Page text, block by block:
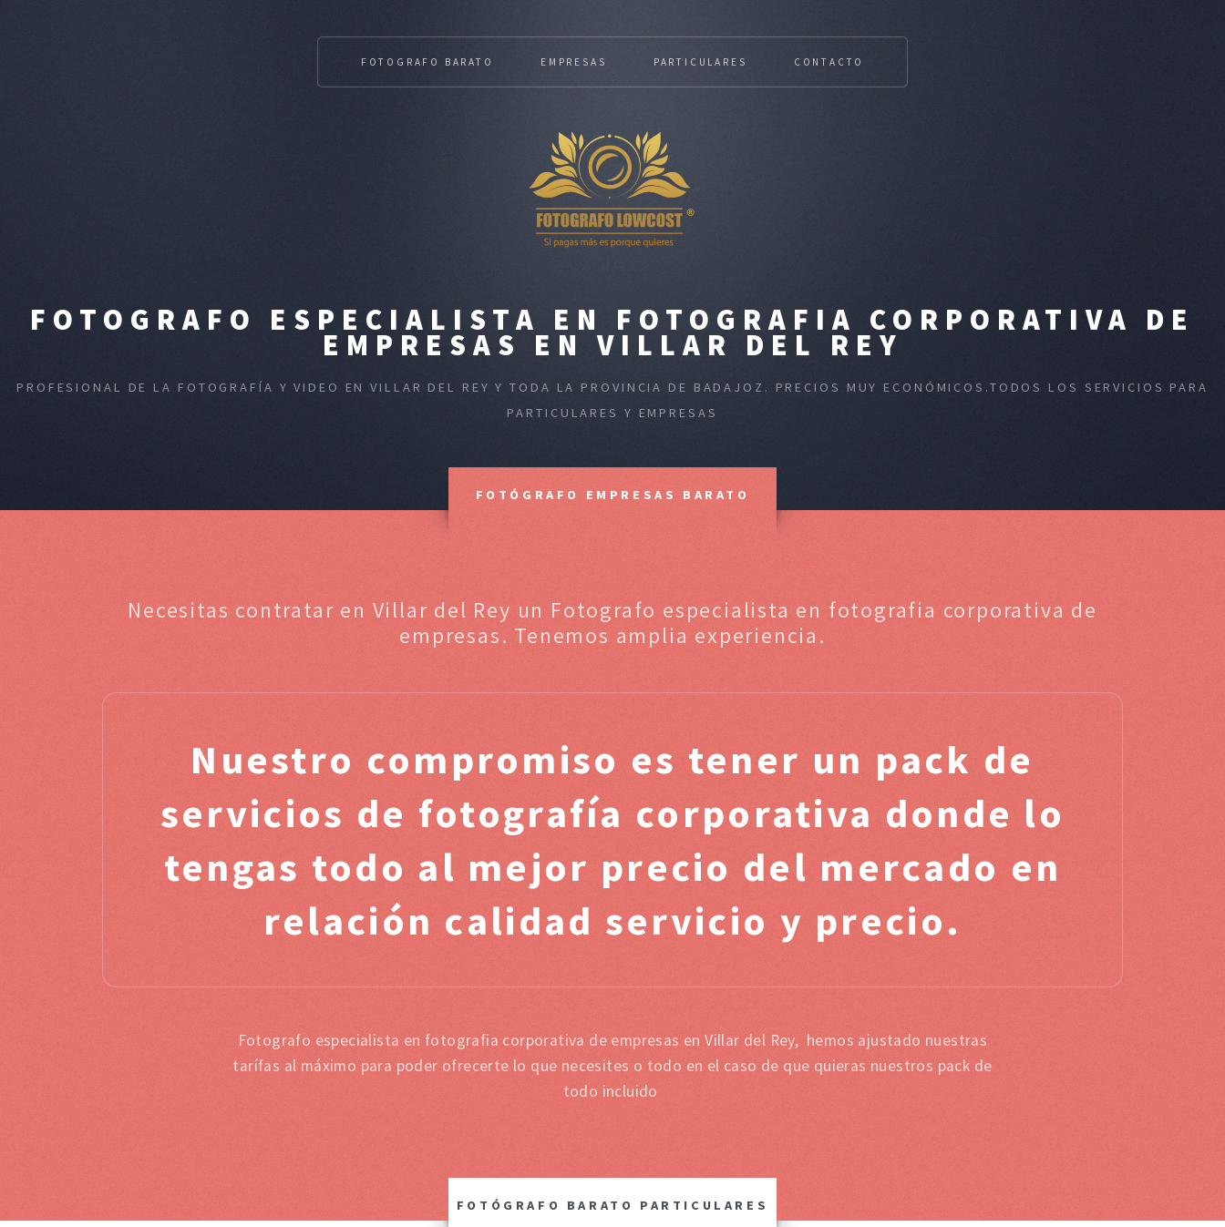
FOTOGRAFO ESPECIALISTA EN FOTOGRAFIA CORPORATIVA DE
EMPRESAS EN VILLAR DEL REY
PROFESIONAL DE LA FOTOGRAFÍA Y VIDEO EN VILLAR DEL REY Y TODA LA PROVINCIA DE BADAJOZ. PRECIOS MUY ECONÓMICOS.TODOS LOS SERVICIOS PARA
PARTICULARES Y EMPRESAS
FOTOGRAFO BARATO EMPRESAS PARTICULARES CONTACTO
FOTÓGRAFO EMPRESAS BARATO
Necesitas contratar en Villar del Rey un Fotografo especialista en fotografia corporativa de
empresas. Tenemos amplia experiencia.
Nuestro compromiso es tener un pack de
servicios de fotografía corporativa donde lo
tengas todo al mejor precio del mercado en
relación calidad servicio y precio.
Fotografo especialista en fotografia corporativa de empresas en Villar del Rey, hemos ajustado nuestras
tarífas al máximo para poder ofrecerte lo que necesites o todo en el caso de que quieras nuestros pack de
todo incluido
FOTÓGRAFO BARATO PARTICULARES